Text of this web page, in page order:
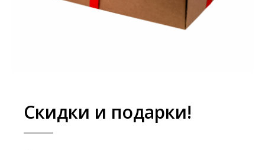
Скидки и подарки!